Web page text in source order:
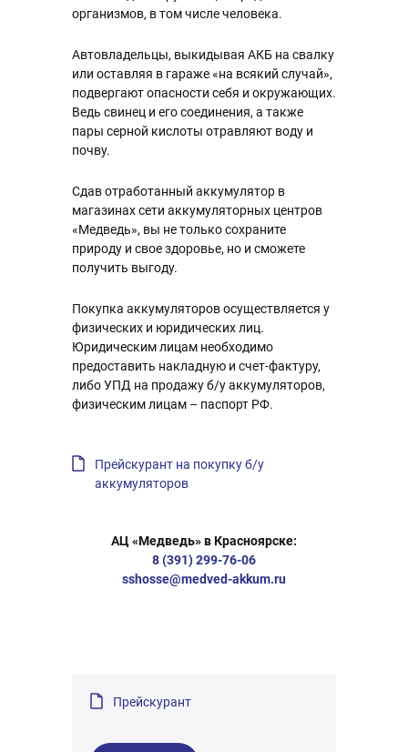
организмов, в том числе человека.
Автовладельцы, выкидывая АКБ на свалку
или оставляя в гараже «на всякий случай»,
подвергают опасности себя и окружающих.
Ведь свинец и его соединения, а также
пары серной кислоты отравляют воду и
почву.
Сдав отработанный аккумулятор в
магазинах сети аккумуляторных центров
«Медведь», вы не только сохраните
природу и свое здоровье, но и сможете
получить выгоду.
Покупка аккумуляторов осуществляется у
физических и юридических лиц.
Юридическим лицам необходимо
предоставить накладную и счет-фактуру,
либо УПД на продажу б/у аккумуляторов,
физическим лицам – паспорт РФ.
Прейскурант на покупку б/у
аккумуляторов
АЦ «Медведь» в Красноярскe:
8 (391) 299-76-06
sshosse@medved-akkum.ru
Прейскурант